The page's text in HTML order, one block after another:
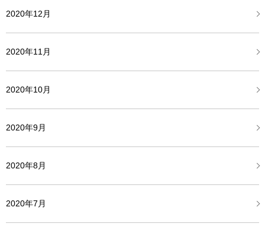
2020年12月
2020年11月
2020年10月
2020年9月
2020年8月
2020年7月